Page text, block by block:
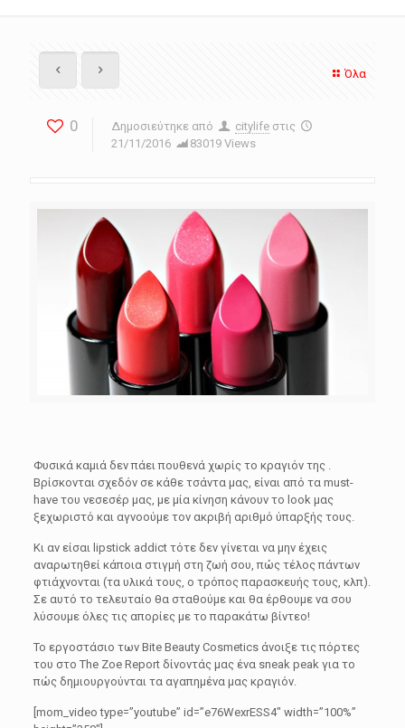
Όλα
0 Δημοσιεύτηκε από citylife στις
21/11/2016
83019 Views
Φυσικά καμιά δεν πάει πουθενά χωρίς το κραγιόν της .
Βρίσκονται σχεδόν σε κάθε τσάντα μας, είναι από τα must-
have του νεσεσέρ μας, με μία κίνηση κάνουν το look μας
ξεχωριστό και αγνοούμε τον ακριβή αριθμό ύπαρξής τους.
Κι αν είσαι lipstick addict τότε δεν γίνεται να μην έχεις
αναρωτηθεί κάποια στιγμή στη ζωή σου, πώς τέλος πάντων
φτιάχνονται (τα υλικά τους, ο τρόπος παρασκευής τους, κλπ).
Σε αυτό το τελευταίο θα σταθούμε και θα έρθουμε να σου
λύσουμε όλες τις απορίες με το παρακάτω βίντεο!
Το εργοστάσιο των Bite Beauty Cosmetics άνοιξε τις πόρτες
του στο The Zoe Report δίνοντάς μας ένα sneak peak για το
πώς δημιουργούνται τα αγαπημένα μας κραγιόν.
[mom_video type=”youtube” id=”e76WexrESS4″ width=”100%”